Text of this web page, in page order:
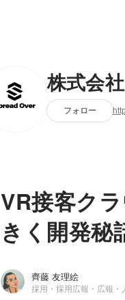
株式会
フォロー
VR接客ク
きく開発秘
齊藤 友理絵
採用・採用広報・広報・